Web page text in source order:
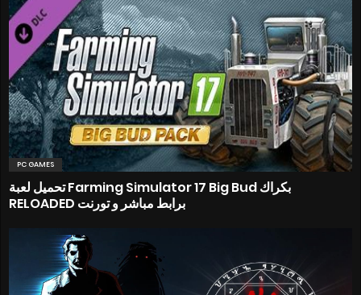
PC GAMES
تحميل لعبة Farming Simulator 17 Big Bud بكراك
RELOADED برابط مباشر و تورنت